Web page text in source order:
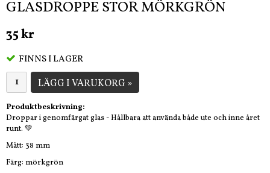
GLASDROPPE STOR MÖRKGRÖN
35 kr
FINNS I LAGER
LÄGG I VARUKORG »
Produktbeskrivning:
Droppar i genomfärgat glas - Hållbara att använda både ute och inne året
runt. 💚
Mått: 38 mm
Färg: mörkgrön